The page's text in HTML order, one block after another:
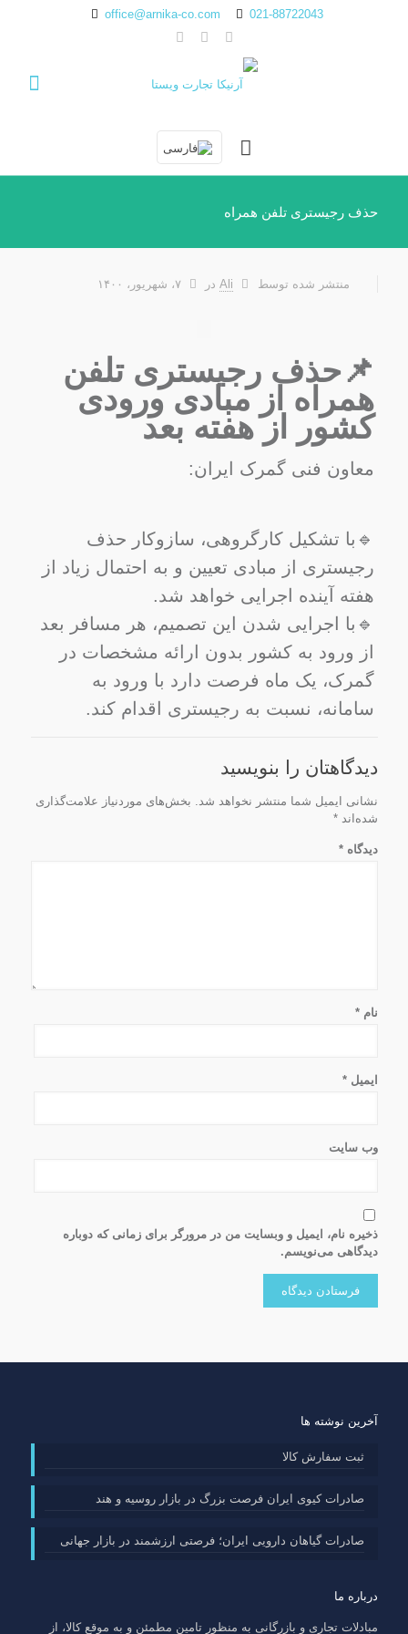
021-88722043
office@arnika-co.com
حذف رجیستری تلفن همراه
منتشر شده توسط Ali در ۷، شهریور، ۱۴۰۰
📌حذف رجیستری تلفن
همراه از مبادی ورودی
کشور از هفته بعد
معاون فنی گمرک ایران:
🔹️با تشکیل کارگروهی، سازوکار حذف
رجیستری از مبادی تعیین و به احتمال زیاد از
هفته آینده اجرایی خواهد شد.
🔹️با اجرایی شدن این تصمیم، هر مسافر بعد
از ورود به کشور بدون ارائه مشخصات در
گمرک، یک ماه فرصت دارد با ورود به
سامانه، نسبت به رجیستری اقدام کند.
دیدگاهتان را بنویسید
نشانی ایمیل شما منتشر نخواهد شد. بخش‌های موردنیاز علامت‌گذاری
شده‌اند*
دیدگاه*
نام*
ایمیل*
وب‌ سایت
ذخیره نام، ایمیل و وبسایت من در مرورگر برای زمانی که دوباره
دیدگاهی می‌نویسم.
آخرین نوشته ها
ثبت سفارش کالا
صادرات کیوی ایران فرصت بزرگ در بازار روسیه و هند
صادرات گیاهان دارویی ایران؛ فرصتی ارزشمند در بازار جهانی
درباره ما
مبادلات تجاری و بازرگانی به منظور تامین مطمئن و به موقع کالا، از